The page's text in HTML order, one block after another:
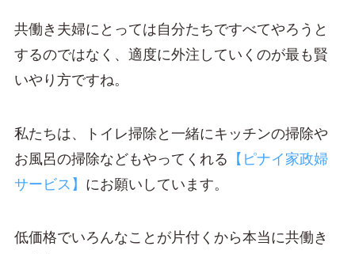
共働き夫婦にとっては自分たちですべてやろうと
するのではなく、適度に外注していくのが最も賢
いやり方ですね。
私たちは、トイレ掃除と一緒にキッチンの掃除や
お風呂の掃除などもやってくれる 【ピナイ家政婦
サービス】 にお願いしています。
低価格でいろんなことが片付くから本当に共働き